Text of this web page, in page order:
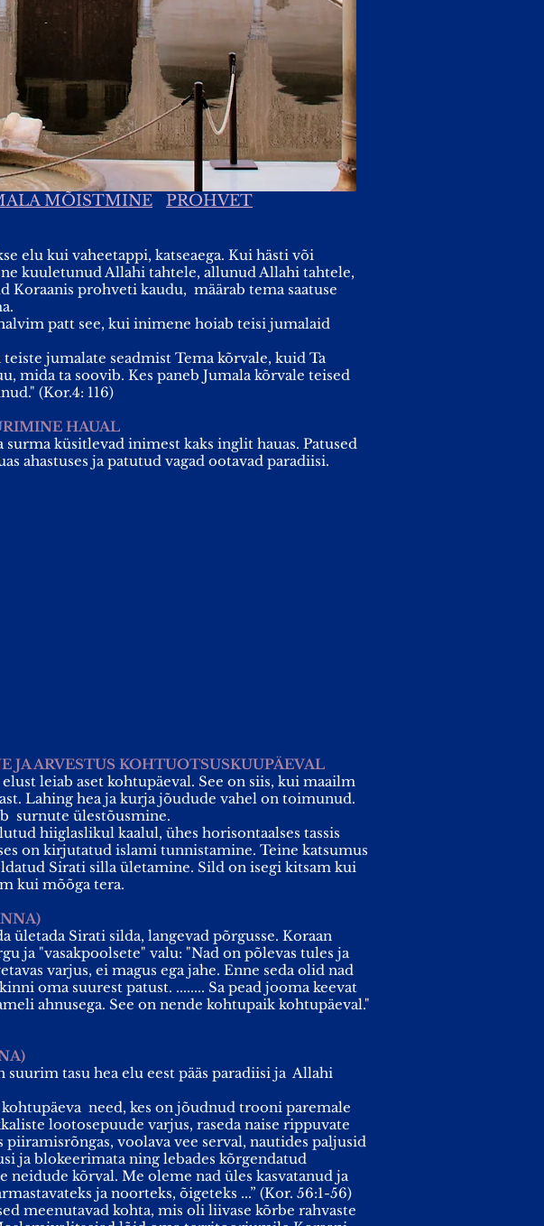
MÕISTMINE
PROHVET
elu kui vaheetappi, katseaega. Kui hästi või
kuuletunud Allahi tahtele, allunud Allahi tahtele,
Koraanis prohveti kaudu, määrab tema saatuse
patt see, kui inimene hoiab teisi jumalaid
teiste jumalate seadmist Tema kõrvale, kuid Ta
mida ta soovib. Kes paneb Jumala kõrvale teised
(Kor.4: 116)
HAUAL
surma küsitlevad inimest kaks inglit hauas. Patused
ahastuses ja patutud vagad ootavad paradiisi.
JA ARVESTUS KOHTUOTSUSKUUPÄEVAL
leiab aset kohtupäeval. See on siis, kui maailm
Lahing hea ja kurja jõudude vahel on toimunud.
surnute ülestõusmine.
hiiglaslikul kaalul, ühes horisontaalses tassis
on kirjutatud islami tunnistamine. Teine katsumus
Sirati silla ületamine. Sild on isegi kitsam kui
kui mõõga tera.
ületada Sirati silda, langevad põrgusse. Koraan
ja "vasakpoolsete" valu: "Nad on põlevas tules ja
varjus, ei magus ega jahe. Enne seda olid nad
oma suurest patust. ........ Sa pead jooma keevat
ahnusega. See on nende kohtupaik kohtupäeval."
suurim tasu hea elu eest pääs paradiisi ja Allahi
need, kes on jõudnud trooni paremale
lootosepuude varjus, raseda naise rippuvate
piiramisrõngas, voolava vee serval, nautides paljusid
ja blokeerimata ning lebades kõrgendatud
neidude kõrval. Me oleme nad üles kasvatanud ja
ja noorteks, õigeteks ...” (Kor. 56:1-56)
meenutavad kohta, mis oli liivase kõrbe rahvaste